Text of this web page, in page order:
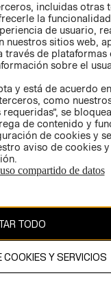
COOKIES
LIBRO DE
por copyright y es
incluidas otras
la
de usuario,
nuestros sitios web,
través de plataformas
sobre el
y está de acuerdo
como
se
de contenido y
de cookies y
aviso de cookies
compartido de datos
TODO
COOKIES Y SERVICIOS